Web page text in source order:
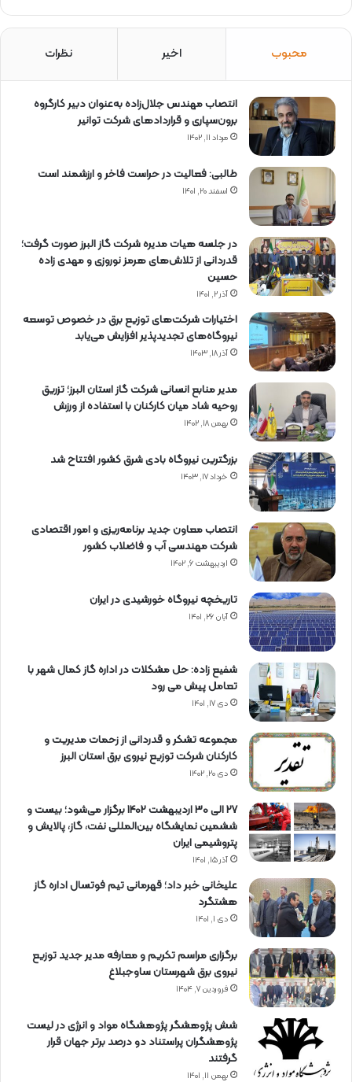
محبوب اخیر نظرات
انتصاب مهندس جلال‌زاده به‌عنوان دبیر كارگروه
برون‌سپاری و قراردادهای شركت توانیر
مرداد ۱۱, ۱۴۰۲
طالبی: فعالیت در حراست فاخر و ارزشمند است
اسفند ۲۰, ۱۴۰۱
در جلسه هیات مدیره شرکت گاز البرز صورت گرفت؛
قدردانی از تلاش‌های هرمز نوروزی و مهدی زاده
حسین
آذر ۲, ۱۴۰۱
اختیارات شرکت‌های توزیع برق در خصوص توسعه
نیروگاه‌های تجدیدپذیر افزایش می‌یابد
آذر ۱۸, ۱۴۰۳
مدیر منابع انسانی شرکت گاز استان البرز؛ تزریق
روحیه شاد میان کارکنان با استفاده از ورزش
بهمن ۱۸, ۱۴۰۲
بزرگترین نیروگاه بادی شرق کشور افتتاح شد
خرداد ۱۷, ۱۴۰۳
انتصاب معاون جدید برنامه‌ریزی و امور اقتصادی
شرکت مهندسی آب و فاضلاب کشور
اردیبهشت ۶, ۱۴۰۲
تاریخچه نیروگاه خورشیدی در ایران
آبان ۲۶, ۱۴۰۱
شفیع زاده: حل مشکلات در اداره گاز کمال شهر با
تعامل پیش می رود
دی ۱۷, ۱۴۰۱
مجموعه تشکر و قدردانی از زحمات مدیریت و
کارکنان شرکت توزیع نیروی برق استان البرز
دی ۲۰, ۱۴۰۲
27 الی 30 اردیبهشت 1402 برگزار می‌شود؛ بیست و
ششمین نمایشگاه بین‌المللی نفت، گاز، پالایش و
پتروشیمی ایران
آذر ۱۵, ۱۴۰۱
علیخانی خبر داد؛ قهرمانی تیم فوتسال اداره گاز
هشتگرد
دی ۱, ۱۴۰۱
برگزاری مراسم تكریم و معارفه مدیر جدید توزیع
نیروی برق شهرستان ساوجبلاغ
فروردین ۷, ۱۴۰۴
شش پژوهشگر پژوهشگاه مواد و انرژی در لیست
پژوهشگران پراستناد دو درصد برتر جهان قرار
گرفتند
بهمن ۱۱, ۱۴۰۱